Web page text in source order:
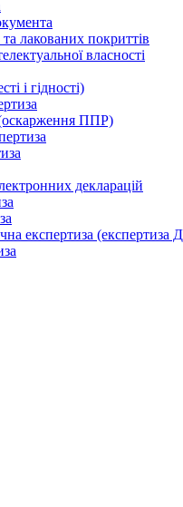
лакованих покриттів
власності
і гідності)
ППР)
декларацій
експертиза (експертиза